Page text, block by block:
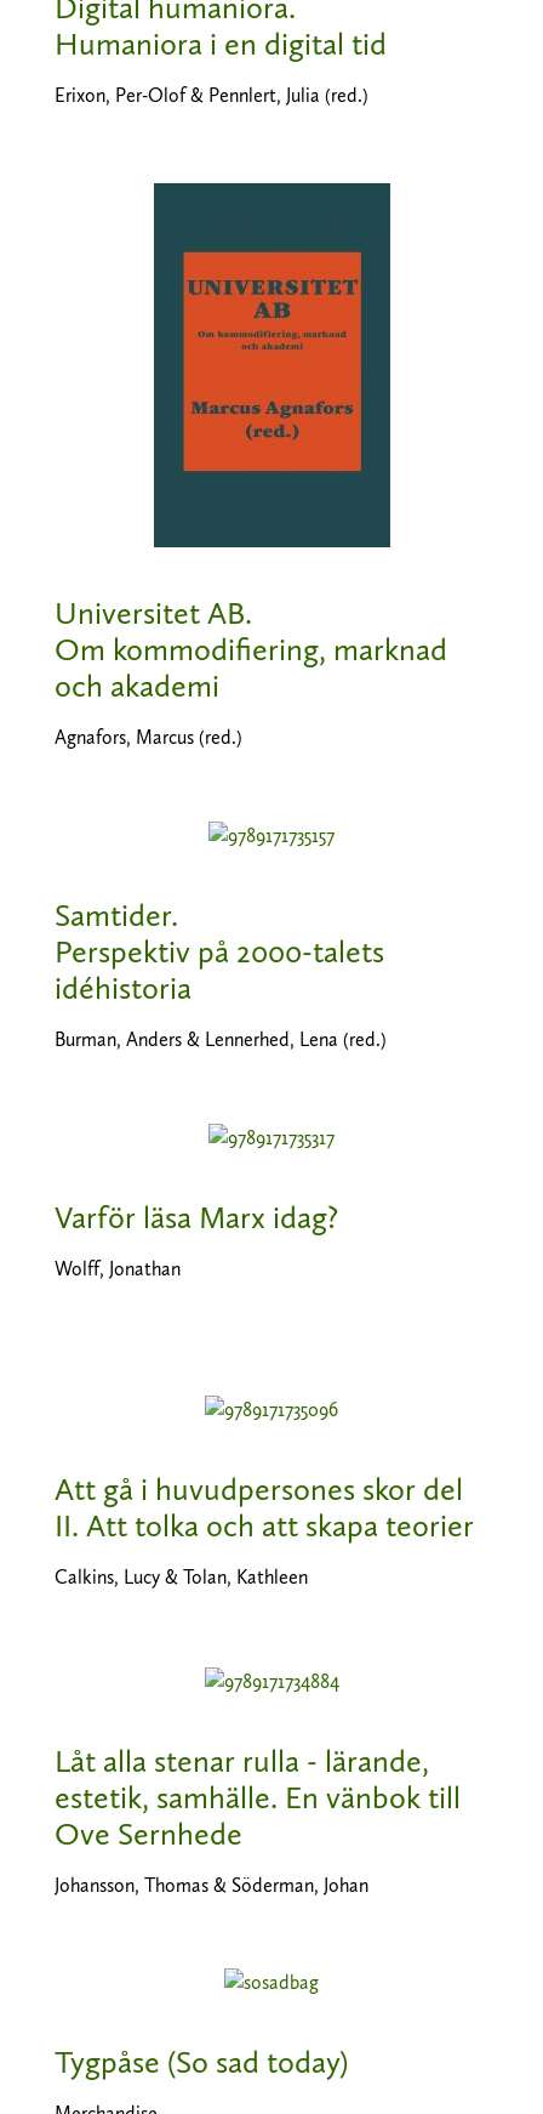
Digital humaniora.
Humaniora i en digital tid
Erixon, Per-Olof & Pennlert, Julia (red.)
Universitet AB.
Om kommodifiering, marknad
och akademi
Agnafors, Marcus (red.)
Samtider.
Perspektiv på 2000-talets
idéhistoria
Burman, Anders & Lennerhed, Lena (red.)
Varför läsa Marx idag?
Wolff, Jonathan
Att gå i huvudpersones skor del
II. Att tolka och att skapa teorier
Calkins, Lucy & Tolan, Kathleen
Låt alla stenar rulla - lärande,
estetik, samhälle. En vänbok till
Ove Sernhede
Johansson, Thomas & Söderman, Johan
Tygpåse (So sad today)